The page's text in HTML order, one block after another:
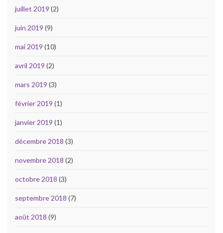
juillet 2019 (2)
juin 2019 (9)
mai 2019 (10)
avril 2019 (2)
mars 2019 (3)
février 2019 (1)
janvier 2019 (1)
décembre 2018 (3)
novembre 2018 (2)
octobre 2018 (3)
septembre 2018 (7)
août 2018 (9)